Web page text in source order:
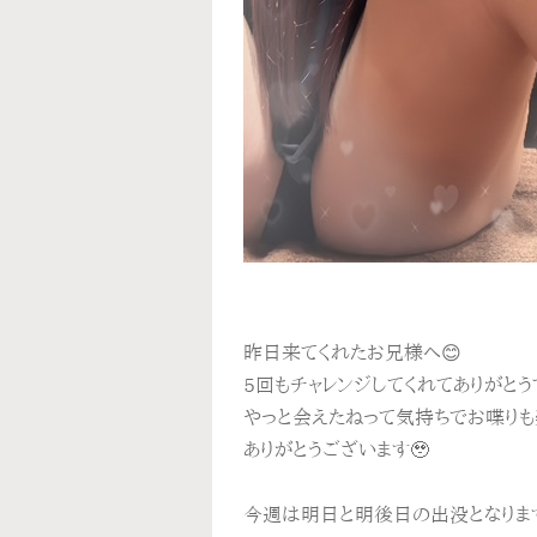
昨日来てくれたお兄様へ😊
5回もチャレンジしてくれてありがと
やっと会えたねって気持ちでお喋り
ありがとうございます🥹
今週は明日と明後日の出没となりま